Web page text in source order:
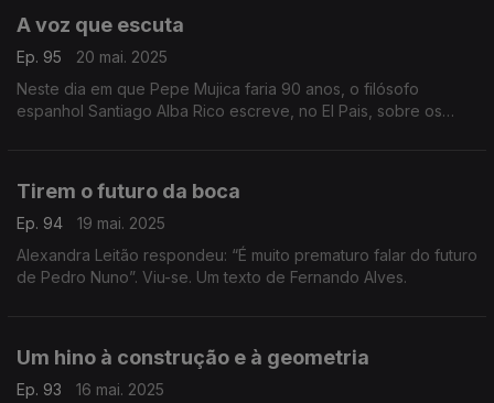
A voz que escuta
Ep. 95
20 mai. 2025
Neste dia em que Pepe Mujica faria 90 anos, o filósofo
espanhol Santiago Alba Rico escreve, no El Pais, sobre os
Tirem o futuro da boca
Ep. 94
19 mai. 2025
Alexandra Leitão respondeu: “É muito prematuro falar do futuro
de Pedro Nuno”. Viu-se. Um texto de Fernando Alves.
Um hino à construção e à geometria
Ep. 93
16 mai. 2025